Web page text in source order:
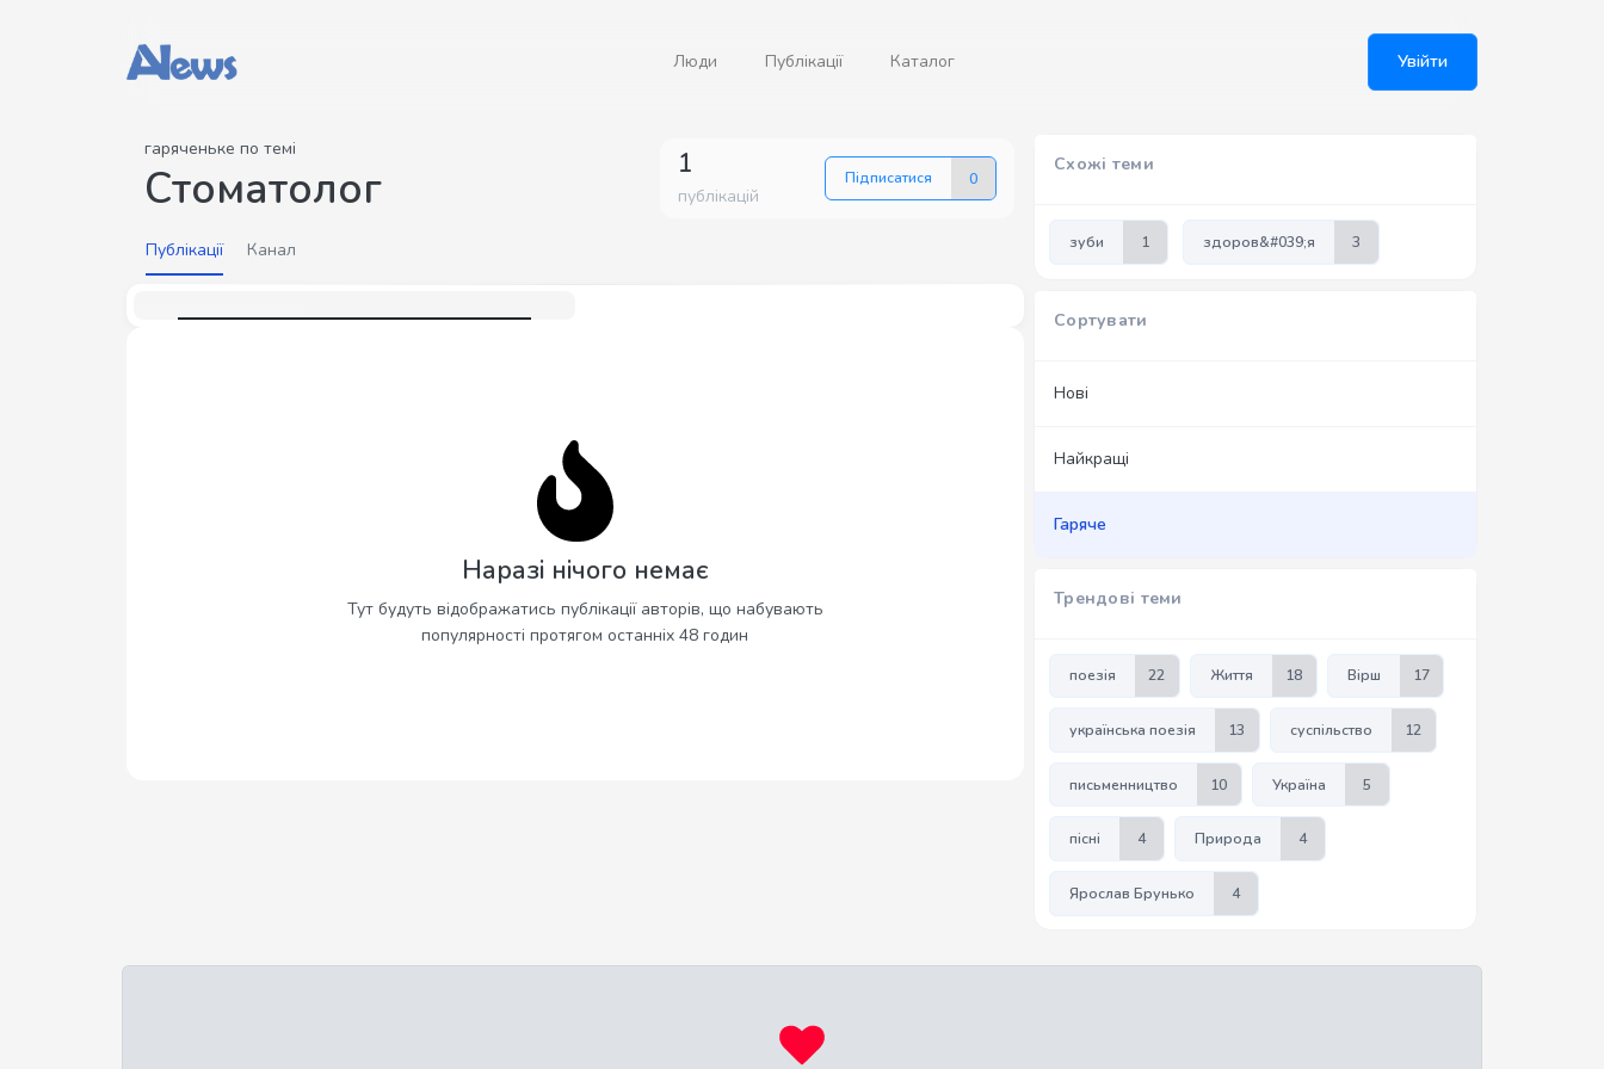
Люди Публікації Каталог Увійти
гаряченьке по темі
Стоматолог 1
публікацій
Підписатися 0
Публікації Канал
Наразі нічого немає
Тут будуть відображатись публікації авторів, що набувають
популярності протягом останніх 48 годин
Схожі теми
зуби 1 здоров&#039;я 3
Сортувати
Нові
Найкращі
Гаряче
Трендові теми
поезія 22 Життя 18 Вірш 17
українська поезія 13 суспільство 12
письменництво 10 Україна 5
пісні 4 Природа 4
Ярослав Брунько 4